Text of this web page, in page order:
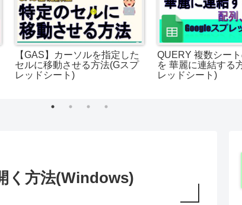
【GAS】カーソルを指定した
セルに移動させる方法(Gスプ
レッドシート)
QUERY 複数シー
を 華麗に連結する
レッドシート)
く方法(Windows)